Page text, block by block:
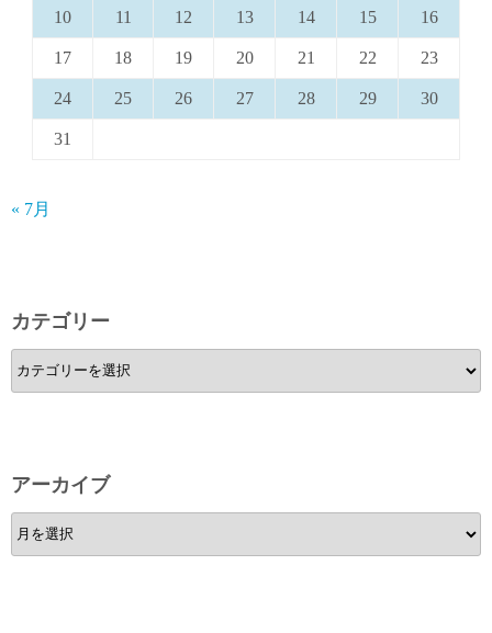
10 11 12 13 14 15 16
17 18 19 20 21 22 23
24 25 26 27 28 29 30
31
« 7月
カテゴリー
カ
テ
ー
アーカイブ
ア
ー